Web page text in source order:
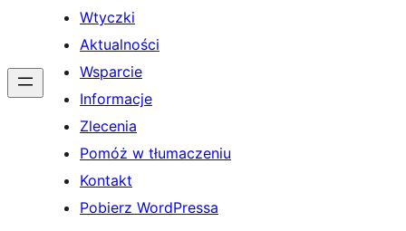
Wtyczki
Aktualności
Wsparcie
Informacje
Zlecenia
Pomóż w tłumaczeniu
Kontakt
Pobierz WordPressa